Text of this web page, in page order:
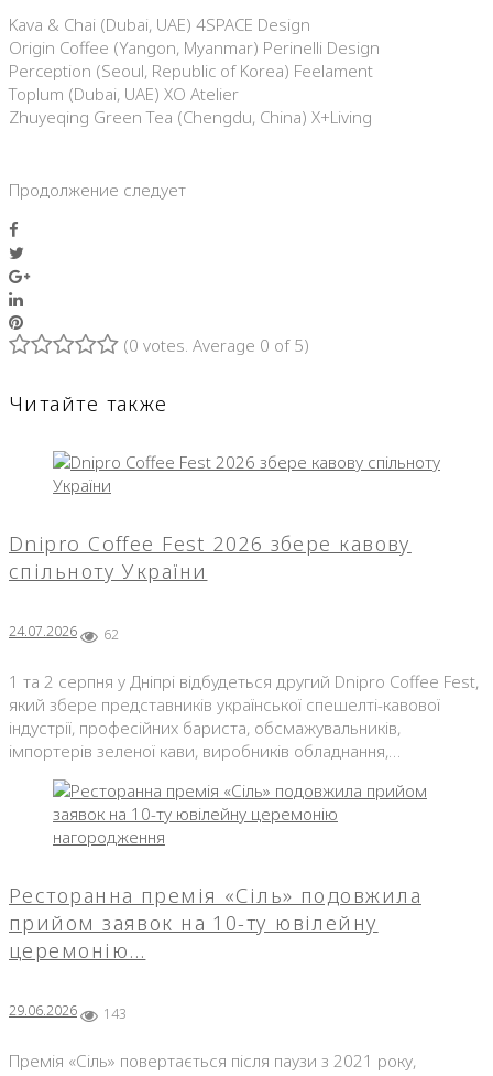
Kava & Chai (Dubai, UAE) 4SPACE Design
Origin Coffee (Yangon, Myanmar) Perinelli Design
Perception (Seoul, Republic of Korea) Feelament
Toplum (Dubai, UAE) XO Atelier
Zhuyeqing Green Tea (Chengdu, China) X+Living
Продолжение следует
Google+
LinkedIn
Pinterest
(0 votes . Average 0 of 5)
Читайте также
Dnipro Coffee Fest 2026 збере кавову
спільноту України
24.07.2026 62
1 та 2 серпня у Дніпрі відбудеться другий Dnipro Coffee Fest,
який збере представників української спешелті-кавової
індустрії, професійних бариста, обсмажувальників,
імпортерів зеленої кави, виробників обладнання,…
Ресторанна премія «Сіль» подовжила
прийом заявок на 10-ту ювілейну
церемонію…
29.06.2026 143
Премія «Сіль» повертається після паузи з 2021 року,